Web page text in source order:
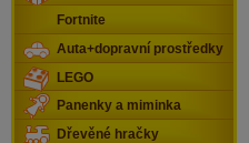
Fortnite
Auta+dopravní prostředky
LEGO
Panenky a miminka
Dřevěné hračky